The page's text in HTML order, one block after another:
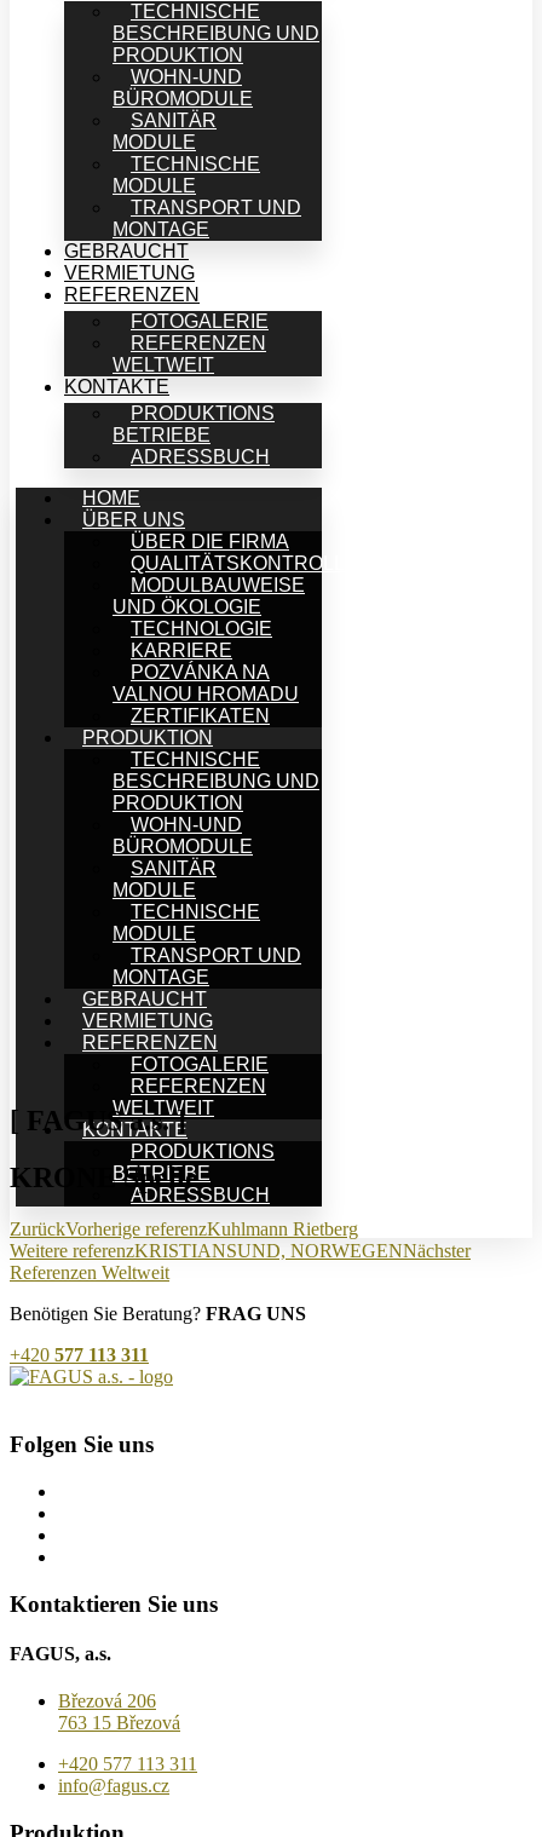
TECHNISCHE
BESCHREIBUNG UND
PRODUKTION
WOHN-UND
BÜROMODULE
SANITÄR
MODULE
TECHNISCHE
MODULE
TRANSPORT UND
MONTAGE
GEBRAUCHT
VERMIETUNG
REFERENZEN
FOTOGALERIE
REFERENZEN
WELTWEIT
KONTAKTE
PRODUKTIONS
BETRIEBE
ADRESSBUCH
HOME
ÜBER UNS
ÜBER DIE FIRMA
QUALITÄTSKONTROLLE
MODULBAUWEISE
UND ÖKOLOGIE
TECHNOLOGIE
KARRIERE
POZVÁNKA NA
VALNOU HROMADU
ZERTIFIKATEN
PRODUKTION
TECHNISCHE
BESCHREIBUNG UND
PRODUKTION
WOHN-UND
BÜROMODULE
SANITÄR
MODULE
TECHNISCHE
MODULE
TRANSPORT UND
MONTAGE
GEBRAUCHT
VERMIETUNG
REFERENZEN
FOTOGALERIE
REFERENZEN
WELTWEIT
KONTAKTE
PRODUKTIONS
BETRIEBE
ADRESSBUCH
[ FAGUS a.s. ]
KRONE Spelle
ZurückVorherige referenzKuhlmann Rietberg
Weitere referenzKRISTIANSUND, NORWEGENNächster
Referenzen Weltweit
Benötigen Sie Beratung? FRAG UNS
+420 577 113 311
Folgen Sie uns
Kontaktieren Sie uns
FAGUS, a.s.
Březová 206
763 15 Březová
+420 577 113 311
info@fagus.cz